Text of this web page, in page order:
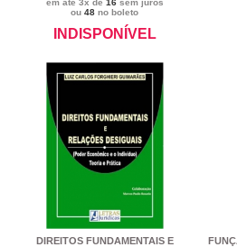
em até 3x de 16sem juros
ou48 no boleto
INDISPONÍVEL
DIREITOS FUNDAMENTAIS E